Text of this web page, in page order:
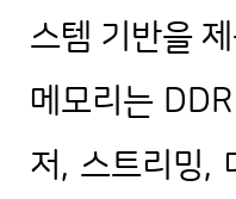
스템 기반을
메모리는
저, 스트리밍,